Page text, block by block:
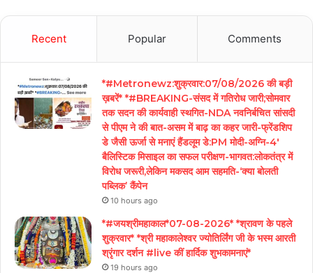
Recent Popular Comments
*#Metronewz:शुक्रवार:07/08/2026 की बड़ी
ख़बरें* *#BREAKING-संसद में गतिरोध जारी;सोमवार
तक सदन की कार्यवाही स्थगित-NDA नवनिर्बचित सांसदी
से पीएम ने की बात-असम में बाढ़ का कहर जारी-फ्रेंडशिप
डे जैसी ऊर्जा से मनाएं हैंडलूम डे:PM मोदी-अग्नि-4′
बैलिस्टिक मिसाइल का सफल परीक्षण-भागवत:लोकतंत्र में
विरोध जरूरी,लेकिन मकसद आम सहमति-‘क्या बोलती
पब्लिक’ कैंपेन
10 hours ago
*#जयश्रीमहाकाल*07-08-2026* *श्रावण के पहले
शुक्रवार* *श्री महाकालेश्वर ज्योतिर्लिंग जी के भस्म आरती
श्रृंगार दर्शन #live कीं हार्दिक शुभकामनाएं*
19 hours ago